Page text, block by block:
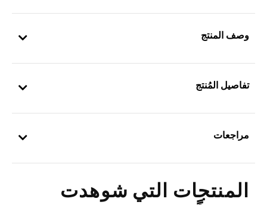
وصف المنتج
تفاصيل المُنتج
مراجعات
المنتجات التي شوهدت